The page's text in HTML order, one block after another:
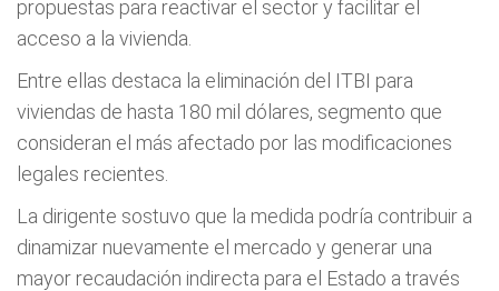
propuestas para reactivar el sector y facilitar el
acceso a la vivienda.
Entre ellas destaca la eliminación del ITBI para
viviendas de hasta 180 mil dólares, segmento que
consideran el más afectado por las modificaciones
legales recientes.
La dirigente sostuvo que la medida podría contribuir a
dinamizar nuevamente el mercado y generar una
mayor recaudación indirecta para el Estado a través